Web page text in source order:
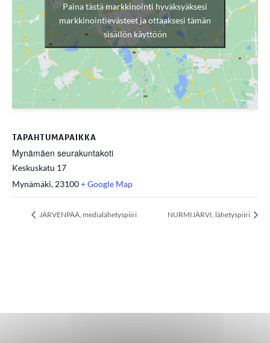
TAPAHTUMAPAIKKA
Mynämäen seurakuntakoti
Keskuskatu 17
Mynämäki, 23100+ Google Map
Paina tästä markkinointi hyväksyäksesi
markkinointievästeet ja ottaaksesi tämän
sisällön käyttöön
JÄRVENPÄÄ, medialähetyspiiri NURMIJÄRVI, lähetyspiiri